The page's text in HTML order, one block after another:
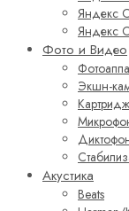
Яндекс
Яндекс
Фото и Видео
Экшн-
Акустика
Beats